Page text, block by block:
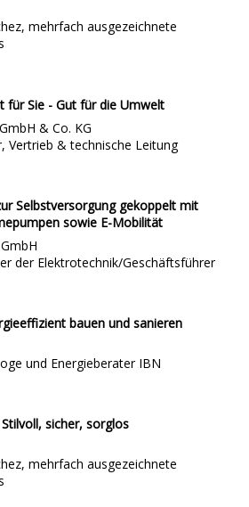
mehrfach ausgezeichnete
für Sie - Gut für die Umwelt
& Co. KG
Vertrieb & technische Leitung
Selbstversorgung gekoppelt mit
sowie E-Mobilität
der Elektrotechnik/Geschäftsführer
bauen und sanieren
und Energieberater IBN
sicher, sorglos
mehrfach ausgezeichnete